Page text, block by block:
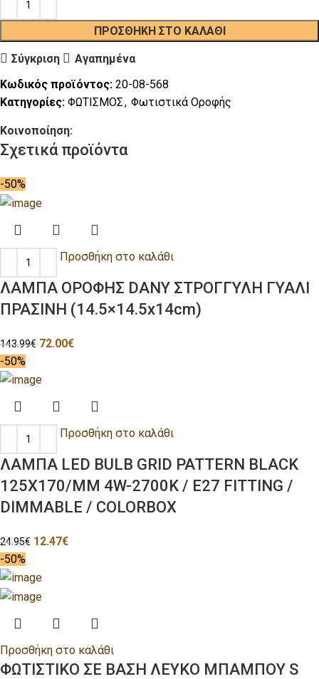
ΠΡΟΣΘΉΚΗ ΣΤΟ ΚΑΛΆΘΙ
Σύγκριση
Αγαπημένα
Κωδικός προϊόντος: 20-08-568
Κατηγορίες: ΦΩΤΙΣΜΟΣ, Φωτιστικά Οροφής
Κοινοποίηση:
Σχετικά προϊόντα
-50%
Προσθήκη στο καλάθι
ΛΑΜΠΑ ΟΡΟΦΗΣ DANY ΣΤΡΟΓΓΥΛΗ ΓΥΑΛΙ
ΠΡΑΣΙΝΗ (14.5×14.5x14cm)
143.99€ 72.00€
-50%
Προσθήκη στο καλάθι
ΛΑΜΠΑ LED BULB GRID PATTERN BLACK
125X170/MM 4W-2700K / E27 FITTING /
DIMMABLE / COLORBOX
24.95€ 12.47€
-50%
Προσθήκη στο καλάθι
ΦΩΤΙΣΤΙΚΟ ΣΕ ΒΑΣΗ ΛΕΥΚΟ ΜΠΑΜΠΟΥ S